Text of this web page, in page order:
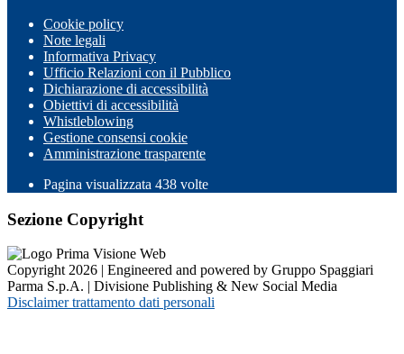
Cookie policy
Note legali
Informativa Privacy
Ufficio Relazioni con il Pubblico
Dichiarazione di accessibilità
Obiettivi di accessibilità
Whistleblowing
Gestione consensi cookie
Amministrazione trasparente
Pagina visualizzata 438 volte
Sezione Copyright
Copyright 2026 | Engineered and powered by Gruppo Spaggiari
Parma S.p.A. | Divisione Publishing & New Social Media
Disclaimer trattamento dati personali